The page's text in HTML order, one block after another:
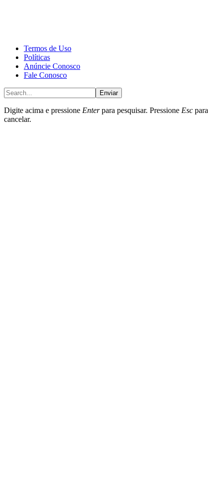
Termos de Uso
Políticas
Anúncie Conosco
Fale Conosco
Enviar
Digite acima e pressione Enterpara pesquisar. Pressione Esc para
cancelar.